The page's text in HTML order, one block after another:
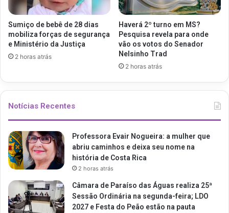
Sumiço de bebê de 28 dias
mobiliza forças de segurança
e Ministério da Justiça
2 horas atrás
Haverá 2º turno em MS?
Pesquisa revela para onde
vão os votos do Senador
Nelsinho Trad
2 horas atrás
Notícias Recentes
Professora Evair Nogueira: a mulher que
abriu caminhos e deixa seu nome na
história de Costa Rica
2 horas atrás
Câmara de Paraíso das Águas realiza 25ª
Sessão Ordinária na segunda-feira; LDO
2027 e Festa do Peão estão na pauta